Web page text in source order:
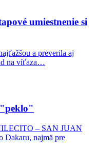
umiestnenie si
a preverila aj
na víťaza…
"peklo"
– SAN JUAN
Dakaru, najmä pre